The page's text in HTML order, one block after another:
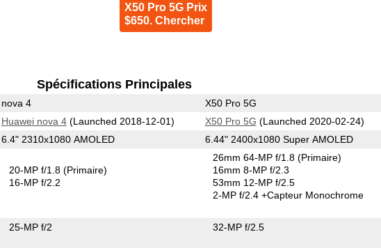
X50 Pro 5G Prix
$650. Chercher
Spécifications Principales
nova 4 X50 Pro 5G
Huawei nova 4(Launched 2018-12-01) X50 Pro 5G (Launched 2020-02-24)
6.4" 2310x1080 AMOLED 6.44" 2400x1080 Super AMOLED
20-MP f/1.8(Primaire)
16-MP f/2.2
26mm 64-MP f/1.8(Primaire)
16mm 8-MP f/2.3
53mm 12-MP f/2.5
2-MP f/2.4+Capteur Monochrome
25-MP f/2 32-MP f/2.5